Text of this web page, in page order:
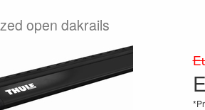
open dakrails